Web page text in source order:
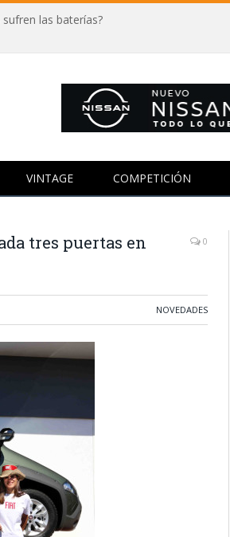
las baterías?
VINTAGE COMPETICIÓN
tres puertas en
0
NOVEDADES